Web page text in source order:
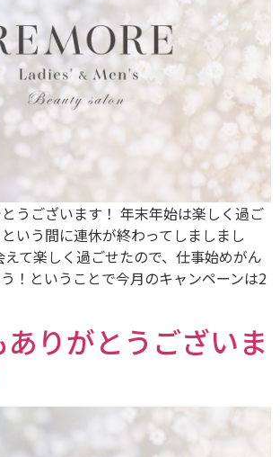
うございます！ 年末年始は楽しく過ご
いう間に連休が終わってしましまし
て楽しく過ごせたので、仕事始めがん
！ということで今月のキャンペーンは2
りがとうございま